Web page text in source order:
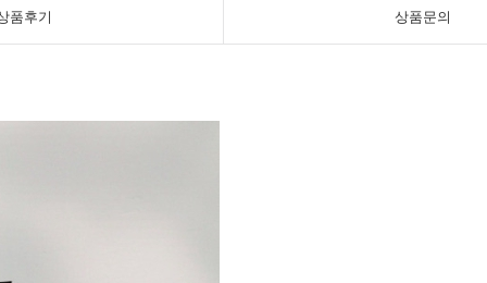
품후기 상품문의